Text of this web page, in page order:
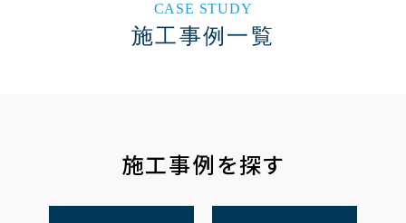
CASE STUDY
施工事例一覧
施工事例を探す